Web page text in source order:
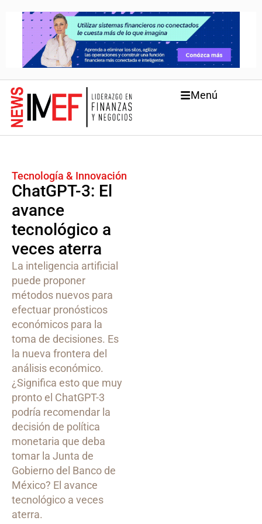
Menú
Tecnología & Innovación
ChatGPT-3: El
avance
tecnológico a
veces aterra
La inteligencia artificial
puede proponer
métodos nuevos para
efectuar pronósticos
económicos para la
toma de decisiones. Es
la nueva frontera del
análisis económico.
¿Significa esto que muy
pronto el ChatGPT-3
podría recomendar la
decisión de política
monetaria que deba
tomar la Junta de
Gobierno del Banco de
México? El avance
tecnológico a veces
aterra.